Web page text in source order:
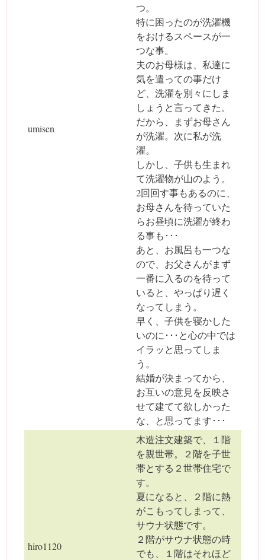
umisen
つ。
特に困ったのが洗濯機
をおけるスペースが一
つな事。
夫のお母様は、私達に
気を遣っての事だけ
ど、洗濯を別々にしま
しょうと言ってきた。
だから、まずお母さん
が洗濯。次に私が洗
濯。
しかし、子供も生まれ
て洗濯物が山のよう。
2回回す事もあるのに、
お母さんを待っていた
らお昼頃に洗濯が終わ
る事も･･･
あと、お風呂も一つな
ので、お父さんがまず
一番に入るのを待って
いると、やっぱり遅く
なってしまう。
早く、子供を寝かした
いのに･･･と心の中では
イラッと思ってしま
う。
結婚が決まってから、
お互いの意見を反映さ
せて建てて欲しかった
な、と思ってます･･･
hiro1120
木造注文建築で、１階
を親世帯。２階を子世
帯とする２世帯住宅で
す。
夏になると、２階に熱
がこもってしまって、
サウナ状態です。
２階がサウナ状態の時
でも、１階はそれほど